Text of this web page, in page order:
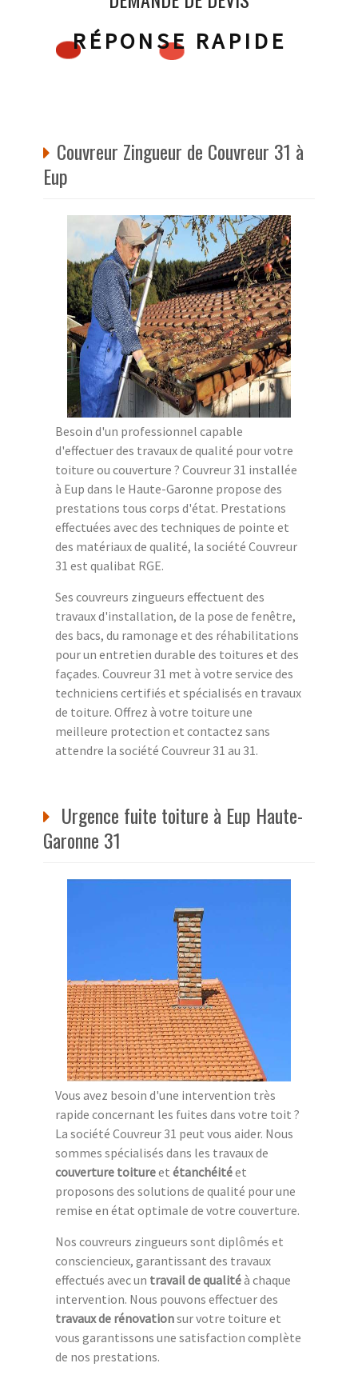
RÉPONSE RAPIDE
Couvreur Zingueur de Couvreur 31 à
Eup
Besoin d'un professionnel capable
d'effectuer des travaux de qualité pour votre
toiture ou couverture ? Couvreur 31 installée
à Eup dans le Haute-Garonne propose des
prestations tous corps d'état. Prestations
effectuées avec des techniques de pointe et
des matériaux de qualité, la société Couvreur
31 est qualibat RGE.
Ses couvreurs zingueurs effectuent des
travaux d'installation, de la pose de fenêtre,
des bacs, du ramonage et des réhabilitations
pour un entretien durable des toitures et des
façades. Couvreur 31 met à votre service des
techniciens certifiés et spécialisés en travaux
de toiture. Offrez à votre toiture une
meilleure protection et contactez sans
attendre la société Couvreur 31 au 31.
Urgence fuite toiture à Eup Haute-
Garonne 31
Vous avez besoin d'une intervention très
rapide concernant les fuites dans votre toit ?
La société Couvreur 31 peut vous aider. Nous
sommes spécialisés dans les travaux de
couverture toitureet étanchéitéet
proposons des solutions de qualité pour une
remise en état optimale de votre couverture.
Nos couvreurs zingueurs sont diplômés et
consciencieux, garantissant des travaux
effectués avec un travail de qualitéà chaque
intervention. Nous pouvons effectuer des
travaux de rénovationsur votre toiture et
vous garantissons une satisfaction complète
de nos prestations.